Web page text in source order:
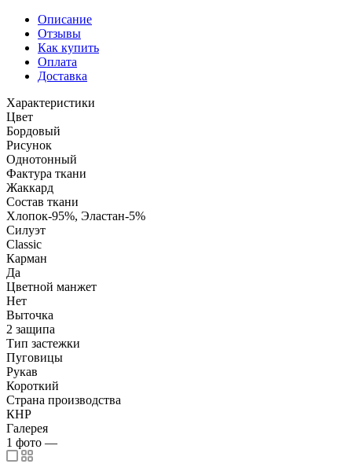
Описание
Отзывы
Как купить
Оплата
Доставка
Характеристики
Цвет
Бордовый
Рисунок
Однотонный
Фактура ткани
Жаккард
Состав ткани
Хлопок-95%, Эластан-5%
Силуэт
Classic
Карман
Да
Цветной манжет
Нет
Выточка
2 защипа
Тип застежки
Пуговицы
Рукав
Короткий
Страна производства
КНР
Галерея
1 фото —